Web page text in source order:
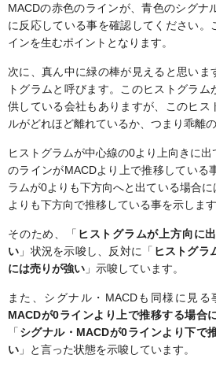
MACDの赤色のラインが、青色のシグナ
に反応している事を確認してください。
インを生むポイントとなります。
次に、真ん中に緑の棒が見えると思いま
トグラムと呼びます。このヒストグラ
供している会社もありますが、このヒス
ルがどれほど離れているか、つまり乖離
ヒストグラムが中心線の0より上向きに
のラインがMACDより上で推移している
ラムが0よりも下方向へと出ている場合
よりも下方向で推移している事を示します
そのため、「 ヒストグラムが上方向に
い 」状況を示唆し、反対に「 ヒストグラ
には売りが強い 」示唆しています。
また、シグナル・MACDも同様に見る
MACDが0ラインより上で推移する場合
「 シグナル・MACDが0ラインより下で
い 」と言った状態を示唆しています。